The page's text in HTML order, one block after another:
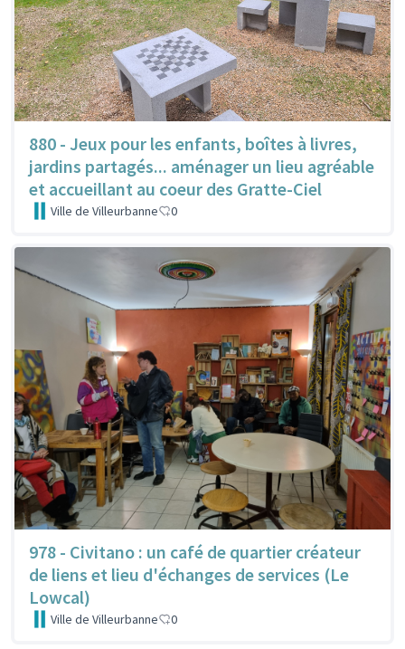
880 - Jeux pour les enfants, boîtes à livres,
jardins partagés... aménager un lieu agréable
et accueillant au coeur des Gratte-Ciel
Ville de Villeurbanne 0
978 - Civitano : un café de quartier créateur
de liens et lieu d'échanges de services (Le
Lowcal)
Ville de Villeurbanne 0